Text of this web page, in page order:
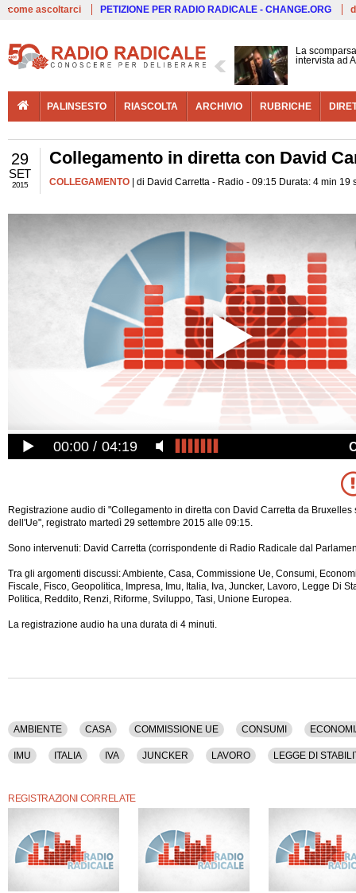
come ascoltarci PETIZIONE PER RADIO RADICALE - CHANGE.ORG
La
intervista ad
PALINSESTO RIASCOLTA ARCHIVIO RUBRICHE
29
SET
2015
Collegamento in diretta con David
COLLEGAMENTO | di David Carretta - Radio - 09:15 Durata: 4 min 19
00:00 04:19
Registrazione audio di "Collegamento in diretta con David Carretta da Bruxelles
dell'Ue", registrato martedì 29 settembre 2015 alle 09:15.
Sono intervenuti: David Carretta (corrispondente di Radio Radicale dal
Tra gli argomenti discussi: Ambiente, Casa, Commissione Ue, Consumi,
Fiscale, Fisco, Geopolitica, Impresa, Imu, Italia, Iva, Juncker, Lavoro, Legge Di
Politica, Reddito, Renzi, Riforme, Sviluppo, Tasi, Unione Europea.
La registrazione audio ha una durata di 4 minuti.
AMBIENTE CASA COMMISSIONE UE CONSUMI
IMU ITALIA IVA JUNCKER LAVORO LEGGE DI
REGISTRAZIONI CORRELATE